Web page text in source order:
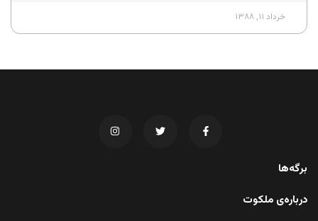
خرداد ۱۱, ۱۳۸۸
برگه‌ها
درباره‌ی ملکوت